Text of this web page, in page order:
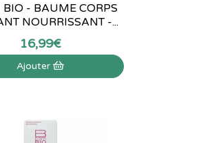
BIO - BAUME CORPS
NOURRISSANT -...
16,99€
Ajouter